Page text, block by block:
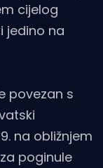
cijelog
jedino na
povezan s
na obližnjem
poginule